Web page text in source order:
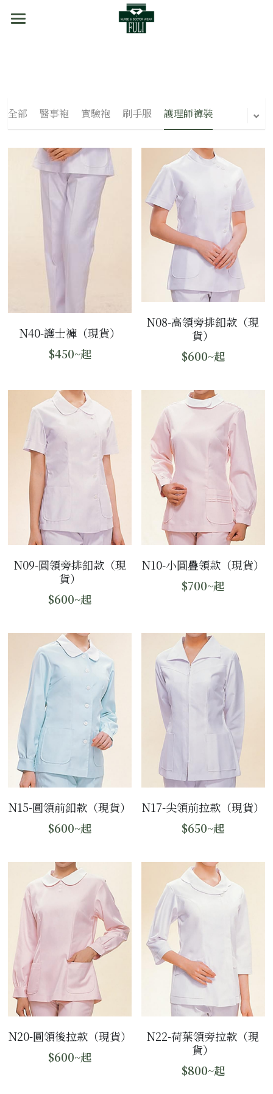
實驗袍
刷手服
護理師裙裝
護理師褲裝
手術衣/隔離衣
外套
其他商品
門市資訊
關於我們
全部 醫事袍 實驗袍 刷手服 護理師褲裝
N40-護士褲（現貨）
$450~起
N08-高領旁排釦款（現
貨）
$600~起
N09-圓領旁排釦款（現
貨）
$600~起
N10-小圓疊領款（現貨）
$700~起
N15-圓領前釦款（現貨）
$600~起
N17-尖領前拉款（現貨）
$650~起
N20-圓領後拉款（現貨）
$600~起
N22-荷葉領旁拉款（現
貨）
$800~起